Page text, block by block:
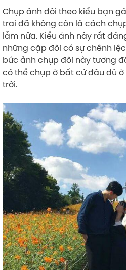
Chụp ảnh đôi theo kiểu bạn
trai đã không còn là cách
lẫm nữa. Kiểu ảnh này rất
những cặp đôi có sự chênh
bức ảnh chụp đôi này tương
có thể chụp ở bất cứ đâu dù
trời.